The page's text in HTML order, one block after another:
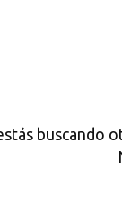
buscando